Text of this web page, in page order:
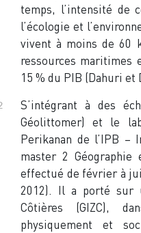
temps, l’intensité de
l’écologie et
vivent à moins de 60
ressources maritimes
15 % du PIB (Dahuri et
S’intégrant à des
Géolittomer) et le
Perikanan de l’IPB –
master 2 Géographie
effectué de février à
2012). Il a porté sur
Côtières (GIZC),
physiquement et